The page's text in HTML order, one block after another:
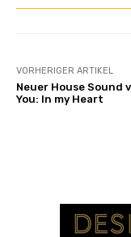
VORHERIGER ARTIKEL
Neuer House Sound
You: In my Heart